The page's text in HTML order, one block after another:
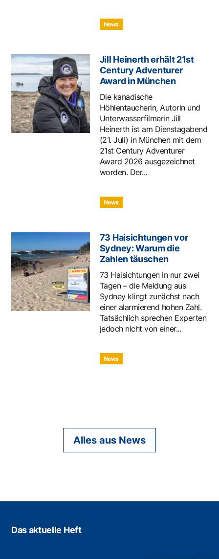
News
Jill Heinerth erhält 21st
Century Adventurer
Award in München
Die kanadische
Höhlentaucherin, Autorin und
Unterwasserfilmerin Jill
Heinerth ist am Dienstagabend
(21. Juli) in München mit dem
21st Century Adventurer
Award 2026 ausgezeichnet
worden. Der...
News
73 Haisichtungen vor
Sydney: Warum die
Zahlen täuschen
73 Haisichtungen in nur zwei
Tagen – die Meldung aus
Sydney klingt zunächst nach
einer alarmierend hohen Zahl.
Tatsächlich sprechen Experten
jedoch nicht von einer...
News
Alles aus News
Das aktuelle Heft